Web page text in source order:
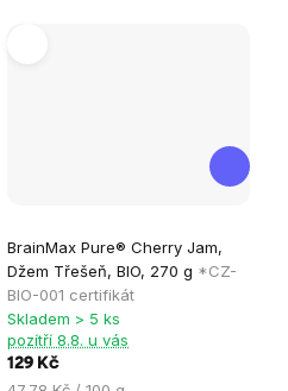
BrainMax Pure® Cherry Jam,
Džem Třešeň, BIO, 270 g *CZ-
BIO-001 certifikát
hodnocení
produktu
je
0,0
z
Skladem > 5 ks
pozítří 8.8. u vás
129 Kč